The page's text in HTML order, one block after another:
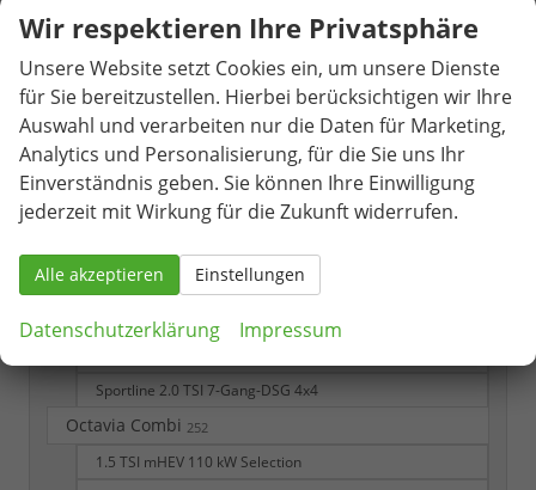
Selection
Selection 1.5 TSI 7-Gang-DSG
Selection 1.5 TSI mHEV 7-Gang DSG
Sportline
Sportline 1.5 TSI
Sportline 1.5 TSI 7-Gang DSG
Sportline 1.5 TSI iV 6-Gang-DSG
Sportline 1.5 TSI mHEV 7-Gang DSG
Sportline 2.0 TDI 7-Gang-DSG
Sportline 2.0 TSI 7-Gang-DSG 4x4
Octavia Combi 252
1.5 TSI mHEV 110 kW Selection
Wir respektieren Ihre Privatsphäre
Unsere Website setzt Cookies ein, um unsere Dienste
für Sie bereitzustellen. Hierbei berücksichtigen wir Ihre
Auswahl und verarbeiten nur die Daten für Marketing,
Analytics und Personalisierung, für die Sie uns Ihr
Einverständnis geben. Sie können Ihre Einwilligung
jederzeit mit Wirkung für die Zukunft widerrufen.
Alle akzeptieren Einstellungen
Datenschutzerklärung Impressum